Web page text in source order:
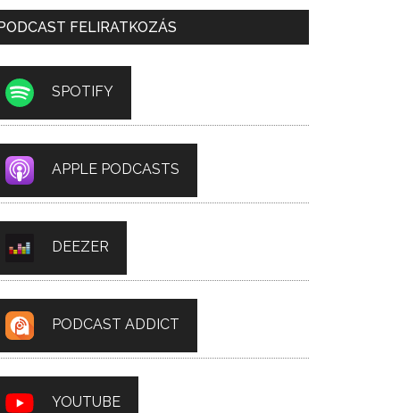
FELIRATKOZÁS
SPOTIFY
APPLE PODCASTS
DEEZER
PODCAST ADDICT
YOUTUBE